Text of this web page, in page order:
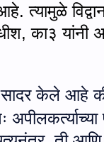
त्‍यामुळे
,का३ यांनी
सादर केले आहे